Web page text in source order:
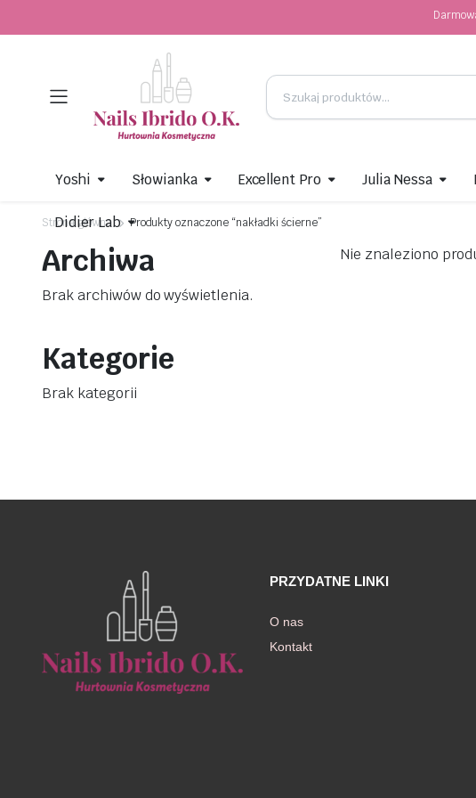
Yoshi Słowianka Excellent Pro Julia Nessa
Didier Lab
Strona główna Produkty oznaczone “nakładki ścierne”
Nie znaleziono
Archiwa
Brak archiwów do wyświetlenia.
Kategorie
Brak kategorii
PRZYDATNE LINKI
O nas
Kontakt